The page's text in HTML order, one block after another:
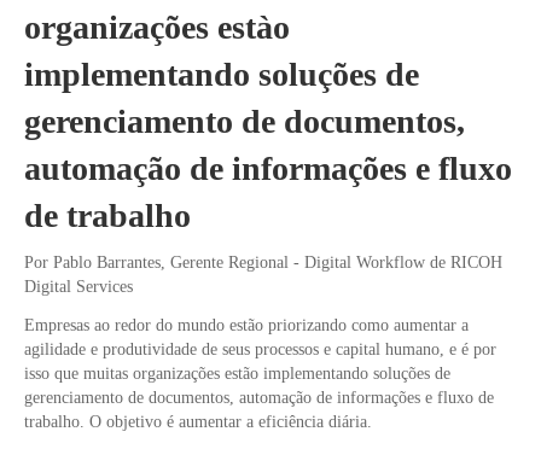
organizações estào
implementando soluções de
gerenciamento de documentos,
automação de informações e fluxo
de trabalho
Por Pablo Barrantes, Gerente Regional - Digital Workflow de RICOH
Digital Services
Empresas ao redor do mundo estão priorizando como aumentar a
agilidade e produtividade de seus processos e capital humano, e é por
isso que muitas organizações estão implementando soluções de
gerenciamento de documentos, automação de informações e fluxo de
trabalho. O objetivo é aumentar a eficiência diária.